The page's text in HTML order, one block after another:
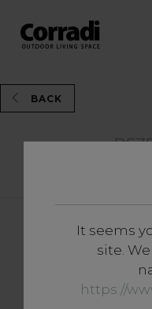
It seems
site.
https://
BACK
Outdoor-
man